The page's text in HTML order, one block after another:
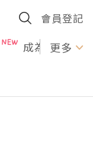
會員登記
成為U更多